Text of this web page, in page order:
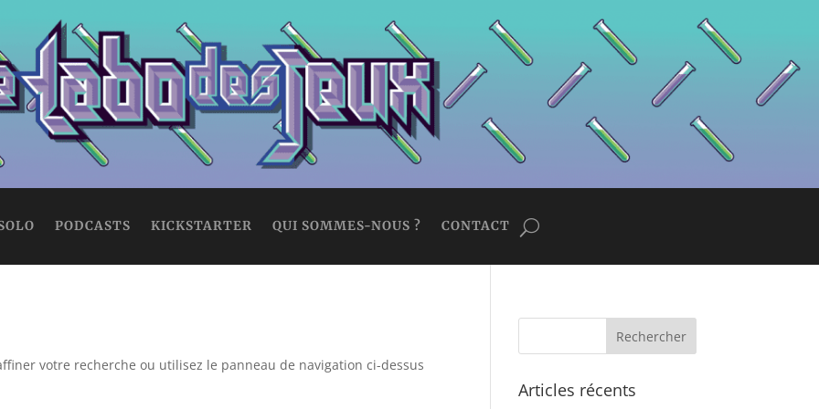
PODCASTS KICKSTARTER QUI SOMMES-NOUS ? CONTACT
votre recherche ou utilisez le panneau de navigation ci-dessus
Articles récents